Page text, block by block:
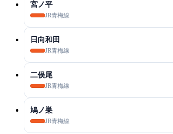
宮ノ平
JR青梅線
日向和田
JR青梅線
二俣尾
JR青梅線
鳩ノ巣
JR青梅線